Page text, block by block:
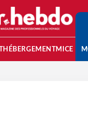
HÉBERGEMENTMICE